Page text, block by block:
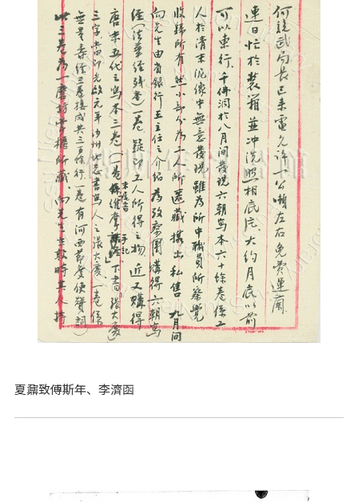
夏鼐致傅斯年、李濟函